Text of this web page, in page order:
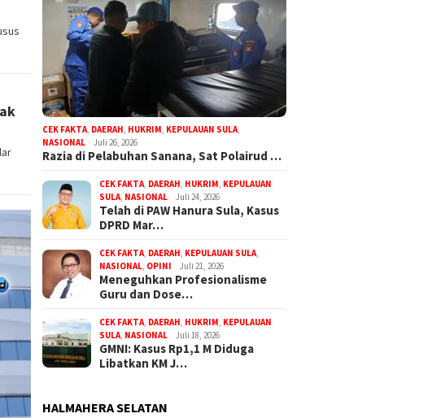
CEK FAKTA, DAERAH, HUKRIM, KEPULAUAN SULA,
NASIONAL
Juli 26, 2026
Razia di Pelabuhan Sanana, Sat Polairud …
CEK FAKTA, DAERAH, HUKRIM, KEPULAUAN
SULA, NASIONAL Juli 24, 2026
Telah di PAW Hanura Sula, Kasus
DPRD Mar…
CEK FAKTA, DAERAH, KEPULAUAN SULA,
NASIONAL, OPINI Juli 21, 2026
Meneguhkan Profesionalisme
Guru dan Dose…
CEK FAKTA, DAERAH, HUKRIM, KEPULAUAN
SULA, NASIONAL Juli 18, 2026
GMNI: Kasus Rp1,1 M Diduga
Libatkan KM J…
HALMAHERA SELATAN